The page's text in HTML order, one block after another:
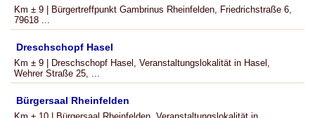
Km ± 9 | Bürgertreffpunkt Gambrinus Rheinfelden, Friedrichstraße 6,
79618 ...
Dreschschopf Hasel
Km ± 9 | Dreschschopf Hasel, Veranstaltungslokalität in Hasel,
Wehrer Straße 25, ...
Bürgersaal Rheinfelden